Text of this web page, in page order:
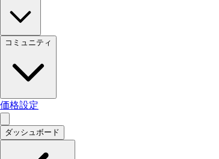
コミュニティ
価格設定
ダッシュボード